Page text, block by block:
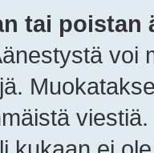
tai poistan
voi